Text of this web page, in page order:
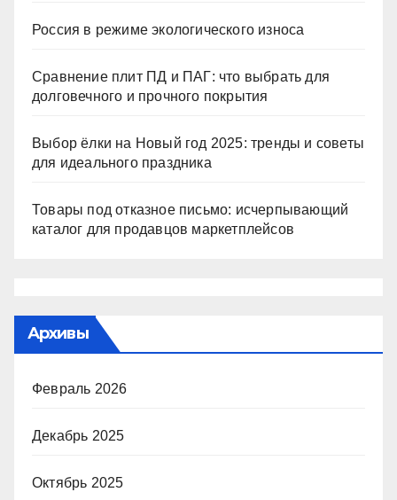
Россия в режиме экологического износа
Сравнение плит ПД и ПАГ: что выбрать для
долговечного и прочного покрытия
Выбор ёлки на Новый год 2025: тренды и советы
для идеального праздника
Товары под отказное письмо: исчерпывающий
каталог для продавцов маркетплейсов
Архивы
Февраль 2026
Декабрь 2025
Октябрь 2025